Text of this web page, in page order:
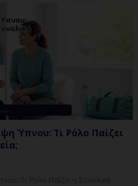
Ύπνου: Τι Ρόλο Παίζει
Τι Ρόλο Παίζει η Συνολική